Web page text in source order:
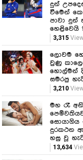
දුන්
වීමෙන්
පාවා දුන්
හෙළිවෙයි
3,315
ලොවම
වුණු
හොල්මන්
සමරපු
3,210
මහ රෑ
සොයාගිය
දුරකථන
හසු වූ
13,634